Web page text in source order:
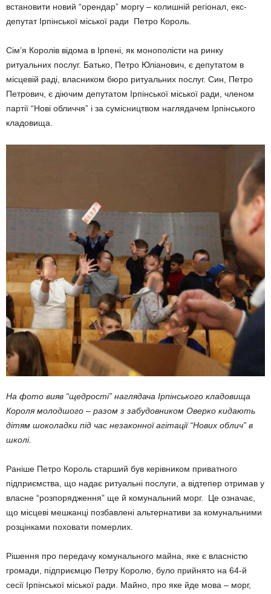
встановити новий “орендар” моргу – колишній регіонал, екс-
депутат Ірпінської міської ради Петро Король.
Сім’я Королів відома в Ірпені, як монополісти на ринку
ритуальних послуг. Батько, Петро Юліанович, є депутатом в
місцевій раді, власником бюро ритуальних послуг. Син, Петро
Петрович, є діючим депутатом Ірпінської міської ради, членом
партії “Нові обличчя” і за сумісництвом наглядачем Ірпінського
кладовища.
На фото вияв “щедрості” наглядача Ірпінського кладовища
Короля молодшого – разом з забудовником Оверко кидають
дітям шоколадки під час незаконної агітації “Нових облич” в
школі.
Раніше Петро Король старший був керівником приватного
підприємства, що надає ритуальні послуги, а відтепер отримав у
власне “розпорядження” ще й комунальний морг. Це означає,
що місцеві мешканці позбавлені альтернативи за комунальними
розцінками поховати померлих.
Рішення про передачу комунального майна, яке є власністю
громади, підприємцю Петру Королю, було прийнято на 64-й
сесії Ірпінської міської ради. Майно, про яке йде мова – морг,